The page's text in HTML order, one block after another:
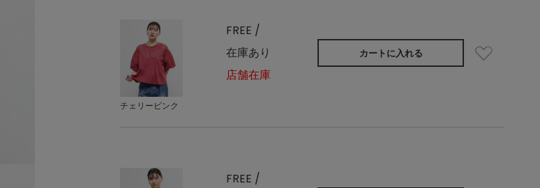
チェリーピンク
FREE /
在庫あり
店舗在庫
カートに入れる
FREE /